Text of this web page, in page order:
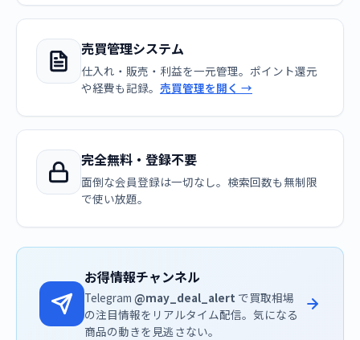
売買管理システム
仕入れ・販売・利益を一元管理。ポイント還元
や経費も記録。 売買管理を開く →
完全無料・登録不要
面倒な会員登録は一切なし。検索回数も無制限
で使い放題。
お得情報チャンネル
Telegram @may_deal_alert で買取相場
の注目情報をリアルタイム配信。気になる
商品の動きを見逃さない。